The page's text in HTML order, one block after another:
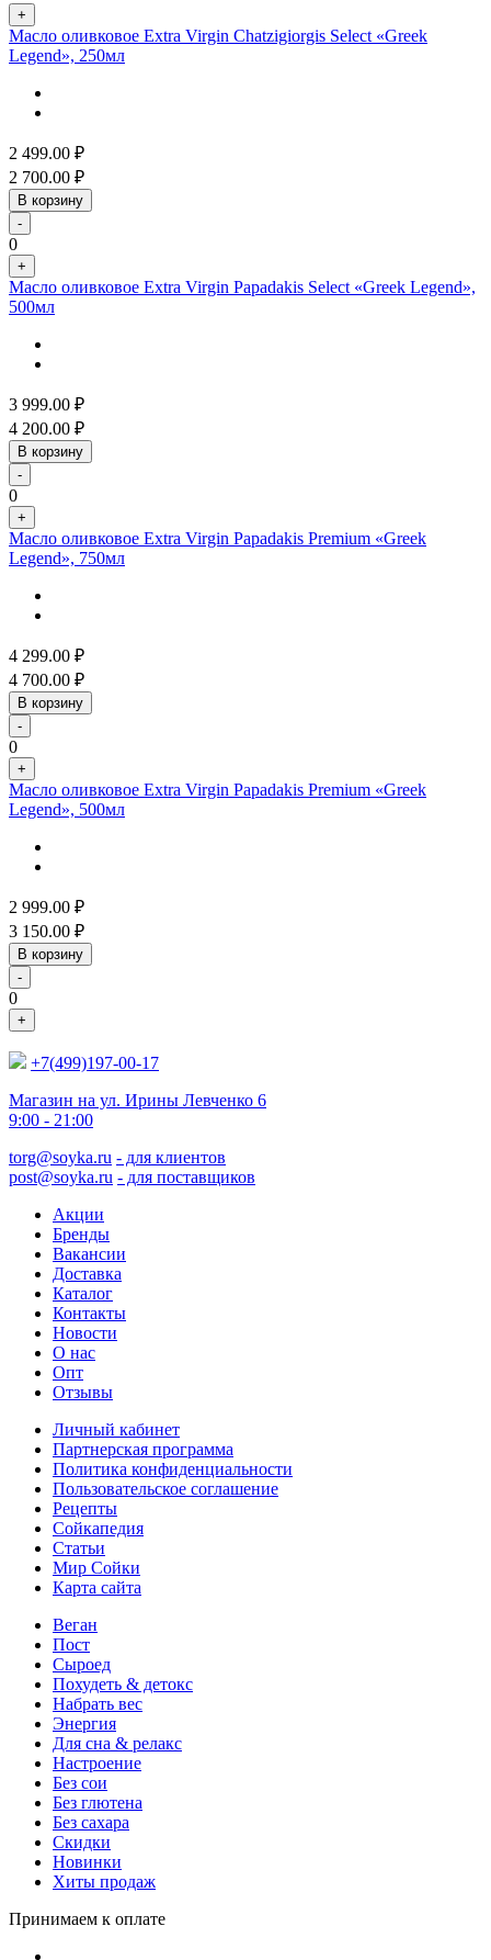
+
Масло оливковое Extra Virgin Chatzigiorgis Select «Greek
Legend», 250мл
2 499.00 ₽
2 700.00 ₽
В корзину
-
0
+
Масло оливковое Extra Virgin Papadakis Select «Greek Legend»,
500мл
3 999.00 ₽
4 200.00 ₽
В корзину
-
0
+
Масло оливковое Extra Virgin Papadakis Premium «Greek
Legend», 750мл
4 299.00 ₽
4 700.00 ₽
В корзину
-
0
+
Масло оливковое Extra Virgin Papadakis Premium «Greek
Legend», 500мл
2 999.00 ₽
3 150.00 ₽
В корзину
-
0
+
+7(499)197-00-17
Магазин на ул. Ирины Левченко 6
9:00 - 21:00
torg@soyka.ru - для клиентов
post@soyka.ru - для поставщиков
Акции
Бренды
Вакансии
Доставка
Каталог
Контакты
Новости
О нас
Опт
Отзывы
Личный кабинет
Партнерская программа
Политика конфиденциальности
Пользовательское соглашение
Рецепты
Сойкапедия
Статьи
Мир Сойки
Карта сайта
Веган
Пост
Сыроед
Похудеть & детокс
Набрать вес
Энергия
Для сна & релакс
Настроение
Без сои
Без глютена
Без сахара
Скидки
Новинки
Хиты продаж
Принимаем к оплате